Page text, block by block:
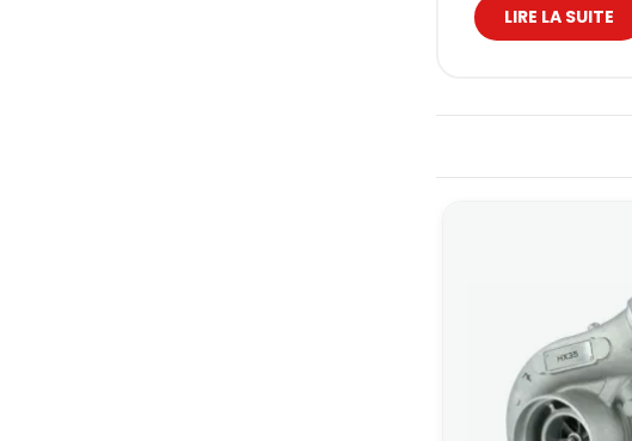
La gamme
Concrètement,
uniquement la
HOLSET
Ce montage est
moteur bien
HOLSET
Le HOLSET
LIRE LA SUITE